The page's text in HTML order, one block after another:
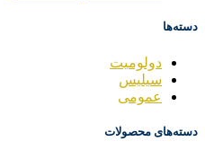
دسته‌ها
دولومیت
سیلیس
عمومی
دسته‌های محصولات